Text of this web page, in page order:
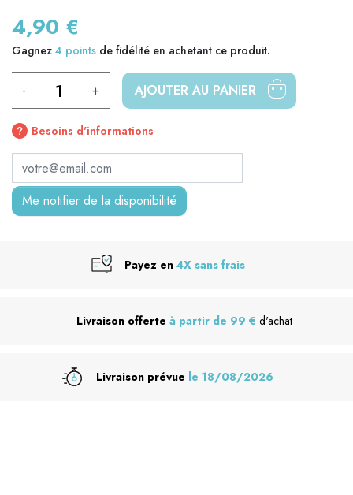
4,90 €
Gagnez 4 points de fidélité en achetant ce produit.
- + AJOUTER AU PANIER
Besoins d'informations
Me notifier de la disponibilité
Payez en 4X sans frais
Livraison offerte à partir de 99 € d'achat
Livraison prévue le 18/08/2026